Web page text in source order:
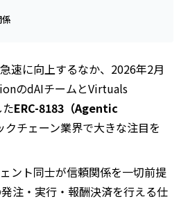
速に向上するなか、2026年2月
のdAIチームとVirtuals
ERC-8183（Agentic
クチェーン業界で大きな注目を
ント同士が信頼関係を一切前提
注・実行・報酬決済を行える仕